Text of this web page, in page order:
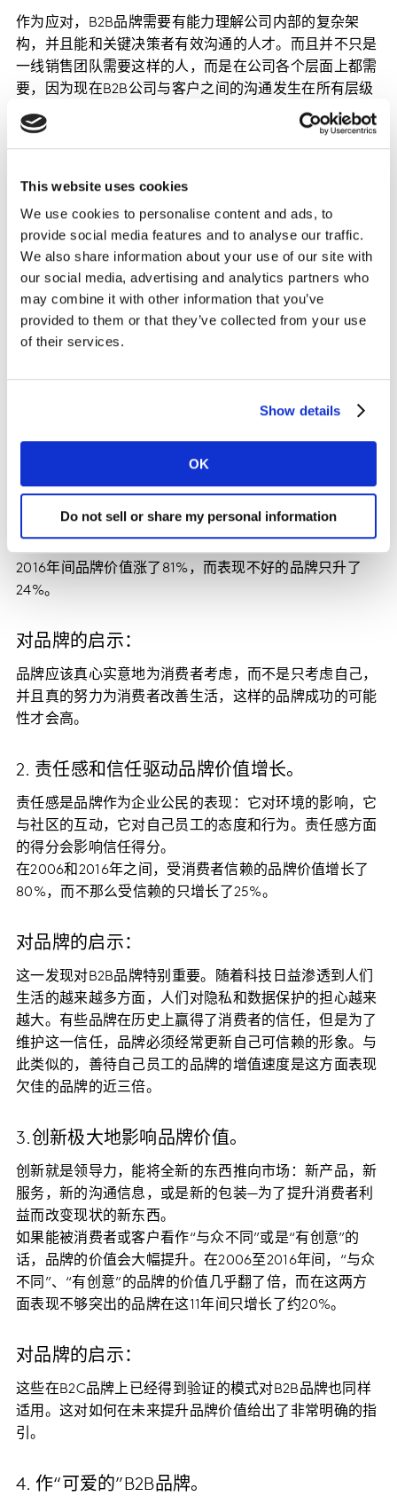
This website uses cookies
We use cookies to personalise content and ads, to
provide social media features and to analyse our traffic.
We also share information about your use of our site with
our social media, advertising and analytics partners who
may combine it with other information that you’ve
provided to them or that they’ve collected from your use
of their services.
Show details
OK
Do not sell or share my personal information
作为应对，B2B品牌需要有能力理解公司内部的复杂架
构，并且能和关键决策者有效沟通的人才。而且并不只是
一线销售团队需要这样的人，而是在公司各个层面上都需
要，因为现在B2B公司与客户之间的沟通发生在所有层级
间。
能吸引到优秀的年轻人。这些年轻人想要的并不仅仅是金
为了招募和留住这样有想法的年轻人，B2B品牌需要变成
他们的理想工作 ，而不是被当作互联网巨头之外的求职保
打造商业品牌的四个启示
品牌价值会增长较快。
一个品牌的“理想”可能听上去很虚幻，比如说让世界变得
品牌意义：它的定位，它存在的价值，它为消费者提供的
如果将“理想”的各个分指标拿出来比较的话，这一差别就
2016年间品牌价值涨了81%，而表现不好的品牌只升了
24%。
对品牌的启示：
品牌应该真心实意地为消费者考虑，而不是只考虑自己，
并且真的努力为消费者改善生活，这样的品牌成功的可能
性才会高。
2. 责任感和信任驱动品牌价值增长。
责任感是品牌作为企业公民的表现：它对环境的影响，它
与社区的互动，它对自己员工的态度和行为。责任感方面
的得分会影响信任得分。
在2006和2016年之间，受消费者信赖的品牌价值增长了
80%，而不那么受信赖的只增长了25%。
对品牌的启示：
这一发现对B2B品牌特别重要。随着科技日益渗透到人们
生活的越来越多方面，人们对隐私和数据保护的担心越来
越大。有些品牌在历史上赢得了消费者的信任，但是为了
维护这一信任，品牌必须经常更新自己可信赖的形象。与
此类似的，善待自己员工的品牌的增值速度是这方面表现
欠佳的品牌的近三倍。
3.创新极大地影响品牌价值。
创新就是领导力，能将全新的东西推向市场：新产品，新
服务，新的沟通信息，或是新的包装—为了提升消费者利
益而改变现状的新东西。
如果能被消费者或客户看作“与众不同”或是“有创意”的
话，品牌的价值会大幅提升。在2006至2016年间，“与众
不同”、“有创意”的品牌的价值几乎翻了倍，而在这两方
面表现不够突出的品牌在这11年间只增长了约20%。
对品牌的启示：
这些在B2C品牌上已经得到验证的模式对B2B品牌也同样
适用。这对如何在未来提升品牌价值给出了非常明确的指
引。
4. 作“可爱的”B2B品牌。